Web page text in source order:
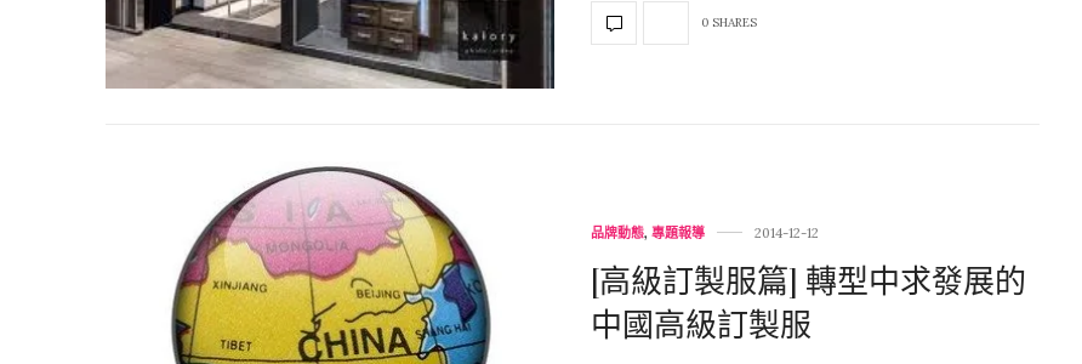
0 SHARES
品牌動態, 專題報導 2014-12-12
[高級訂製服篇] 轉型中求發展的
中國高級訂製服